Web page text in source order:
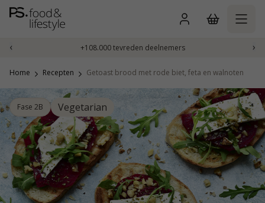
Naar
inhoud
‹ +108.000 tevreden deelnemers ›
Home Recepten Getoast brood met rode biet, feta en walnoten
Fase 2B Vegetarian